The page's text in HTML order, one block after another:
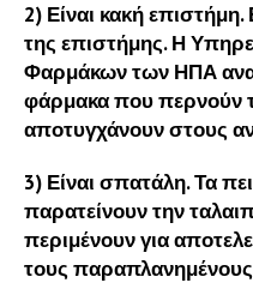
2) Είναι κακή
της επιστήμης. Η
Φαρμάκων των ΗΠΑ
φάρμακα που περνούν
αποτυγχάνουν στους
3) Είναι σπατάλη. Τα
παρατείνουν την
περιμένουν για
τους παραπλανημένους